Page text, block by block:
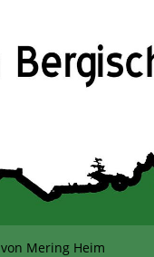
von Mering Heim